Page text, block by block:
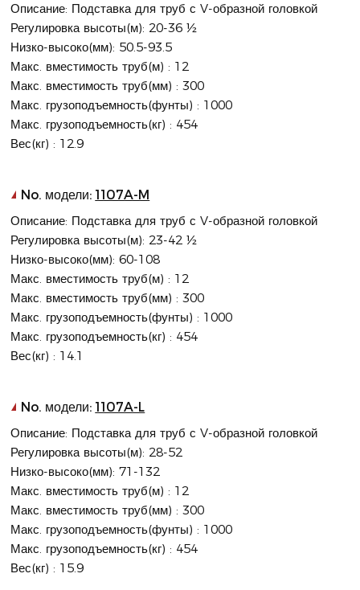
Описание: Подставка для труб с V-образной головкой
Регулировка высоты(м): 20-36 ½
Низко-высоко(мм): 50.5-93.5
Макс. вместимость труб(м) : 12
Макс. вместимость труб(мм) : 300
Макс. грузоподъемность(фунты) : 1000
Макс. грузоподъемность(кг) : 454
Вес(кг) : 12.9
No. модели: 1107A-M
Описание: Подставка для труб с V-образной головкой
Регулировка высоты(м): 23-42 ½
Низко-высоко(мм): 60-108
Макс. вместимость труб(м) : 12
Макс. вместимость труб(мм) : 300
Макс. грузоподъемность(фунты) : 1000
Макс. грузоподъемность(кг) : 454
Вес(кг) : 14.1
No. модели: 1107A-L
Описание: Подставка для труб с V-образной головкой
Регулировка высоты(м): 28-52
Низко-высоко(мм): 71-132
Макс. вместимость труб(м) : 12
Макс. вместимость труб(мм) : 300
Макс. грузоподъемность(фунты) : 1000
Макс. грузоподъемность(кг) : 454
Вес(кг) : 15.9